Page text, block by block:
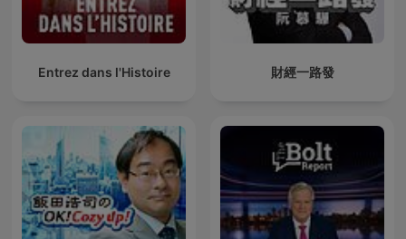
Entrez dans l'Histoire 財經一路發